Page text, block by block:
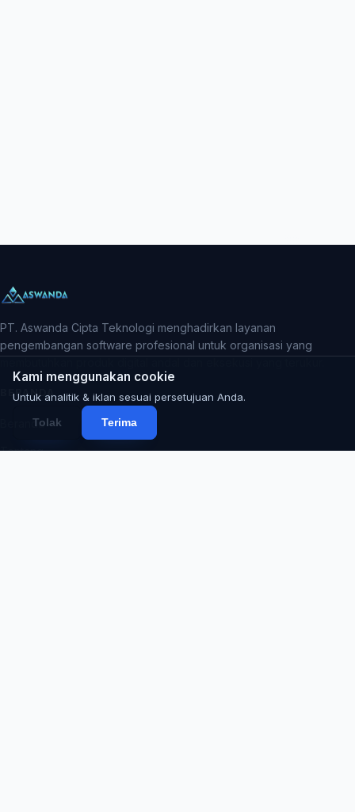
PT. Aswanda Cipta Teknologi menghadirkan layanan
pengembangan software profesional untuk organisasi yang
BERANDA
Beranda
Tentang
Kami menggunakan cookie
Untuk analitik & iklan sesuai persetujuan Anda.
Tolak
Terima